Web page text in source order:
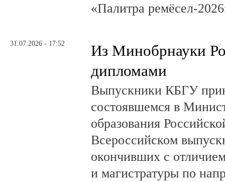
«Палитра ремёсел-
31.07.2026 - 17:52
Из Минобрнауки
дипломами
Выпускники КБГУ
состоявшемся в
образования
Всероссийском
окончивших с
и магистратуры по